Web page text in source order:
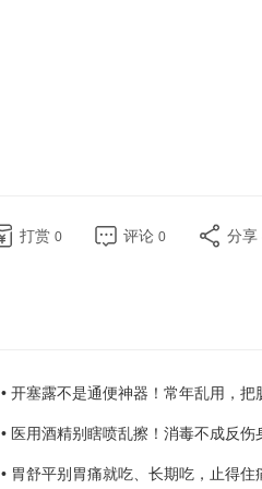
打赏 0 评论 0 分享
• 开塞露不是通便神器！常年乱用，把
• 医用酒精别瞎喷乱擦！消毒不成反伤
• 胃舒平别胃痛就吃、长期吃，止得住